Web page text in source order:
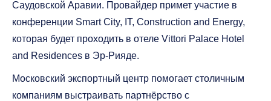
Саудовской Аравии. Провайдер примет участие в
конференции Smart City, IT, Construction and Energy,
которая будет проходить в отеле Vittori Palace Hotel
and Residences в Эр-Рияде.
Московский экспортный центр помогает столичным
компаниям выстраивать партнёрство с